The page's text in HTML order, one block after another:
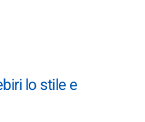
lo stile e